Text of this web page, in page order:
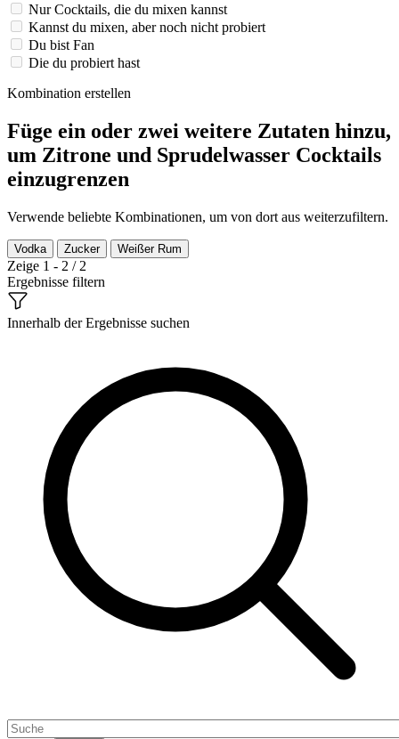
Nur Cocktails, die du mixen kannst
Kannst du mixen, aber noch nicht probiert
Du bist Fan
Die du probiert hast
Kombination erstellen
Füge ein oder zwei weitere Zutaten hinzu,
um Zitrone und Sprudelwasser Cocktails
einzugrenzen
Verwende beliebte Kombinationen, um von dort aus weiterzufiltern.
Vodka Zucker Weißer Rum
Zeige 1 - 2 / 2
Ergebnisse filtern
Innerhalb der Ergebnisse suchen